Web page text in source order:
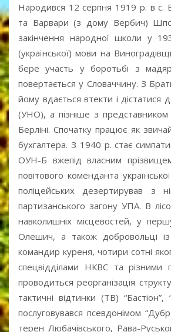
Народився 12 серпня 1919 р. в с.
та Варвари (з дому Вербич)
закінчення народної школи у
(української) мови на
бере участь у боротьбі з
повертається у Словаччину. З
йому вдається втекти і дістатися
(УНО), а пізніше з представником
Берліні. Спочатку працює як
бухгалтера. З 1940 р. стає
ОУН-Б вжепід власним прізвищем
повітового коменданта
поліцейських дезертирував з
партизанського загону УПА. В
навколишніх місцевостей, у
Олешич, а також добровольці
командир куреня, чотири сотні
спецвідділами НКВС та різними
проводиться реорганізація
тактичні відтинки (ТВ)
послуговувався псевдонімом
терен Любачівського, Рава-